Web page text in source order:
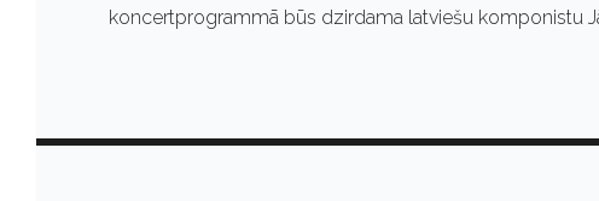
e
koncertprogrammā būs dzirdama latviešu komponistu